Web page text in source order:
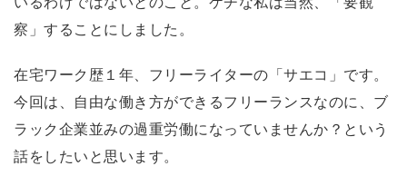
察」することにしました。
在宅ワーク歴１年、フリーライターの「サエコ」です。
今回は、自由な働き方ができるフリーランスなのに、ブ
ラック企業並みの過重労働になっていませんか？という
話をしたいと思います。